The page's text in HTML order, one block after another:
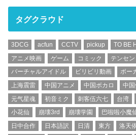
タグクラウド
3DCG acfun CCTV pickup TO BE
アニメ映画
ゲーム コミック テンセン
バーチャルアイドル
ビリビリ動画 ボー
上海震雷
中国アニメ 中国ボカロ 中
元气星魂
初音ミク 刺客伍六七 台湾
小花仙
崩壊3rd 崩壊学園 巴啦啦小魔
日中合作
日本語訳 日清 東方 洛天